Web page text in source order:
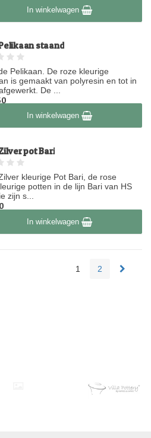
In winkelwagen
staand
Pelikaan. De roze kleurige
is gemaakt van polyresin en tot in
De ...
In winkelwagen
pot Bari
kleurige Pot Bari, de rose
potten in de lijn Bari van HS
zijn s...
In winkelwagen
1 2